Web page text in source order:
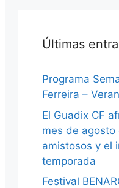
Últimas
Programa
Ferreira –
El Guadix CF
mes de agosto
amistosos y el
temporada
Festival